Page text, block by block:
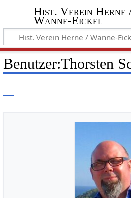
Hist. Verein Herne /
Wanne-Eickel
Benutzer:Thorsten